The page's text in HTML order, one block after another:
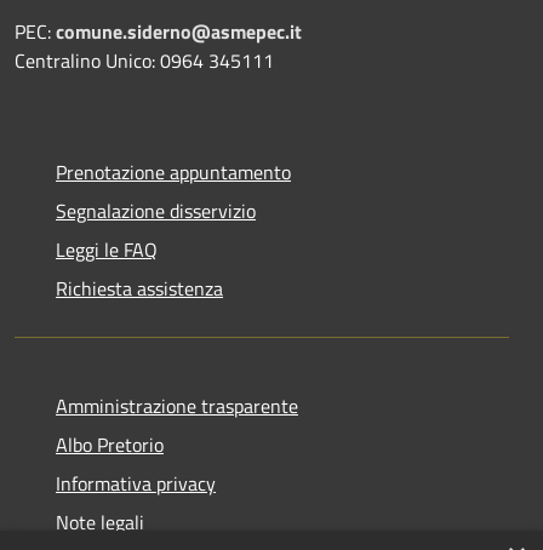
PEC:comune.siderno@asmepec.it
Centralino Unico: 0964 345111
Prenotazione appuntamento
Segnalazione disservizio
Leggi le FAQ
Richiesta assistenza
Amministrazione trasparente
Albo Pretorio
Informativa privacy
Note legali